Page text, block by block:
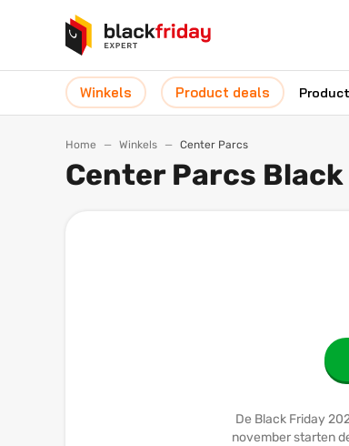
Winkels Product deals
Home Winkels Center Parcs
Center Parcs
De Black Friday
november starten